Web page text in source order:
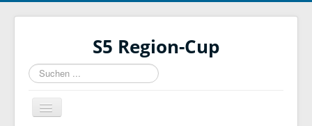
S5 Region-Cup
Suchen
...
Navigation
an/aus